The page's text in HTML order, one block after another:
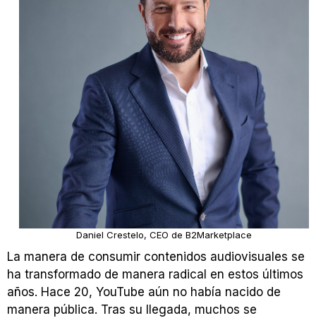
Daniel Crestelo, CEO de B2Marketplace
La manera de consumir contenidos audiovisuales se
ha transformado de manera radical en estos últimos
años. Hace 20, YouTube aún no había nacido de
manera pública. Tras su llegada, muchos se